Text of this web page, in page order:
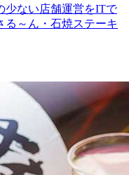
少ない店舗運営をITで
る～ん・石焼ステーキ